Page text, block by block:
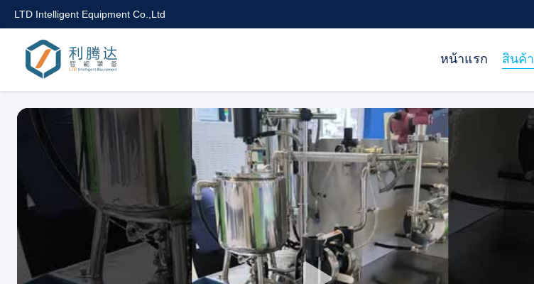
LTD Intelligent Equipment Co.,Ltd
หน้าแรก สินค้า